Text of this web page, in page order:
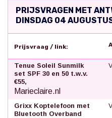
PRIJSVRAGEN MET
DINSDAG 04
Prijsvraag / link:
Tenue Soleil Sunmilk
set SPF 30 en 50 t.w.v.
€55,
Marieclaire.nl
Grixx Koptelefoon met
Bluetooth Overband